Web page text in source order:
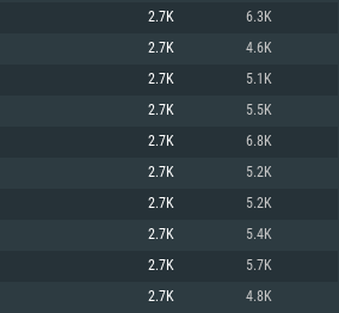
지원하는 AMD Radeon 77XX / NVIDIA
상도: 720p
클라이언트)
Intel Iris Pro 5200 (Mac), 혹은 이와 비슷한 성
Nvidia. 최소 해상도: 720p
클라이언트)
고, 최신 그래픽 드라이버를 지원하는 NVIDIA
급의 성능을 가지며 최신 그래픽 드라이버를 지
사양 지원 해상도 720p)
클라이언트)
2.7K 6.3K
2.7K 4.6K
2.7K 5.1K
2.7K 5.5K
2.7K 6.8K
2.7K 5.2K
2.7K 5.2K
2.7K 5.4K
2.7K 5.7K
2.7K 4.8K